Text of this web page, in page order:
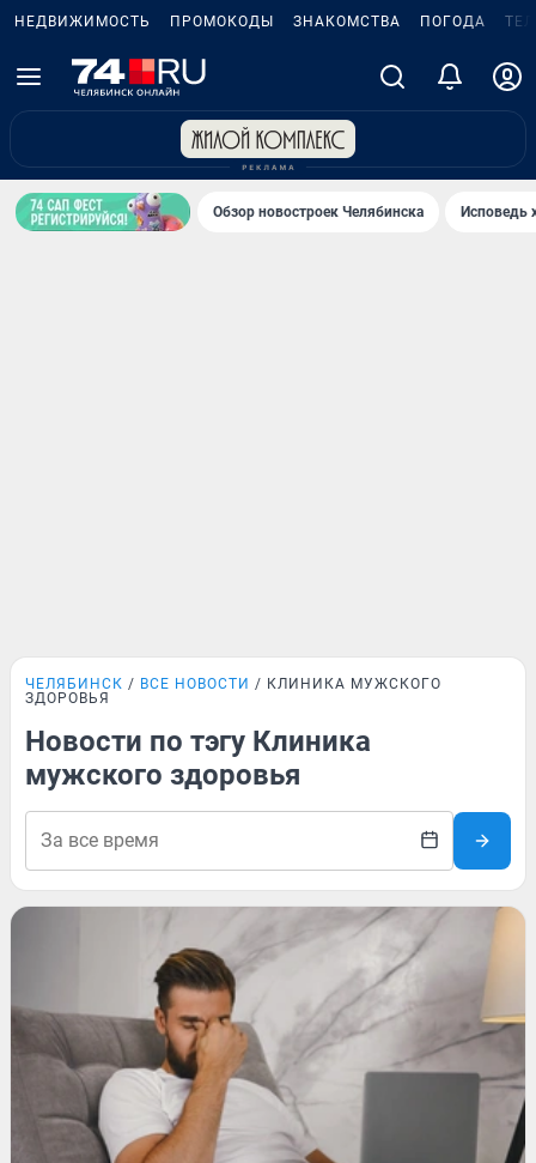
НЕДВИЖИМОСТЬ ПРОМОКОДЫ ЗНАКОМСТВА ПОГОДА
Обзор новостроек Челябинска Исповедь
ЧЕЛЯБИНСК ВСЕ НОВОСТИ
КЛИНИКА МУЖСКОГО
ЗДОРОВЬЯ
Новости по тэгу Клиника
мужского здоровья